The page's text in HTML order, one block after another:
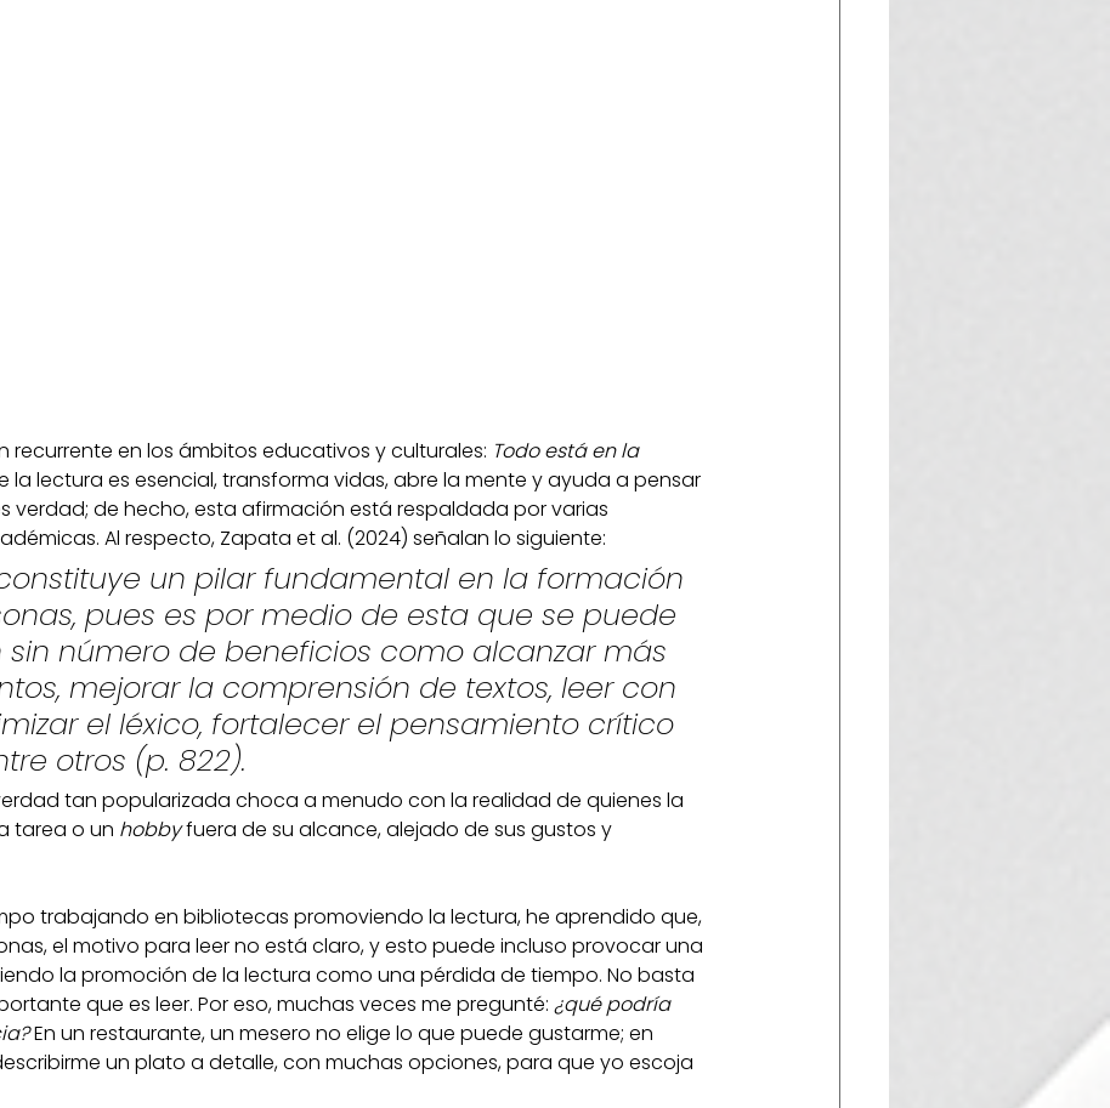
recurrente en los ámbitos educativos y culturales: Todo está en la
la lectura es esencial, transforma vidas, abre la mente y ayuda a pensar
verdad; de hecho, esta afirmación está respaldada por varias
Al respecto, Zapata et al. (2024) señalan lo siguiente:
un pilar fundamental en la formación
pues es por medio de esta que se puede
sin número de beneficios como alcanzar más
mejorar la comprensión de textos, leer con
el léxico, fortalecer el pensamiento crítico
otros (p. 822).
tan popularizada choca a menudo con la realidad de quienes la
tarea o un hobby fuera de su alcance, alejado de sus gustos y
trabajando en bibliotecas promoviendo la lectura, he aprendido que,
el motivo para leer no está claro, y esto puede incluso provocar una
la promoción de la lectura como una pérdida de tiempo. No basta
que es leer. Por eso, muchas veces me pregunté: ¿qué podría
En un restaurante, un mesero no elige lo que puede gustarme; en
un plato a detalle, con muchas opciones, para que yo escoja